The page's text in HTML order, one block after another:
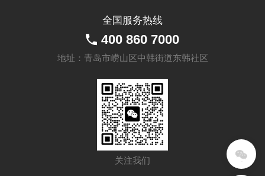
全国服务热线
400 860 7000
地址：青岛市崂山区中韩街道东韩社区
关注我们